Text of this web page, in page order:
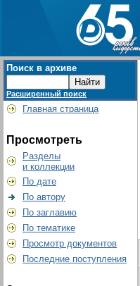
Поиск в архиве
Расширенный поиск
Главная страница
Просмотреть
Разделы
и коллекции
По дате
По автору
По заглавию
По тематике
Просмотр документов
Последние поступления